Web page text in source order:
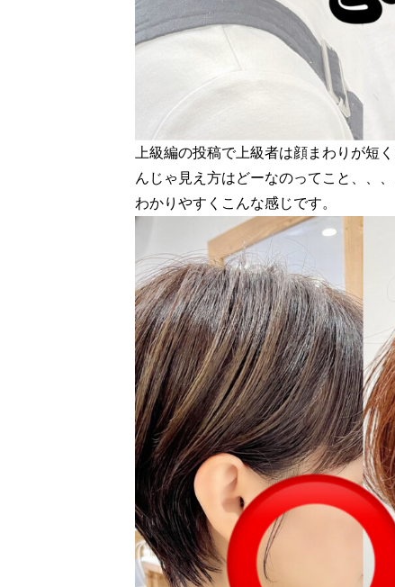
上級編の投稿で上級者は顔まわりが短
んじゃ見え方はどーなのってこと、、、
わかりやすくこんな感じです。